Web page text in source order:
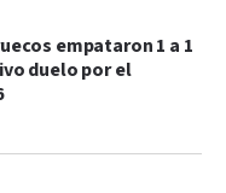
empataron 1 a 1
duelo por el